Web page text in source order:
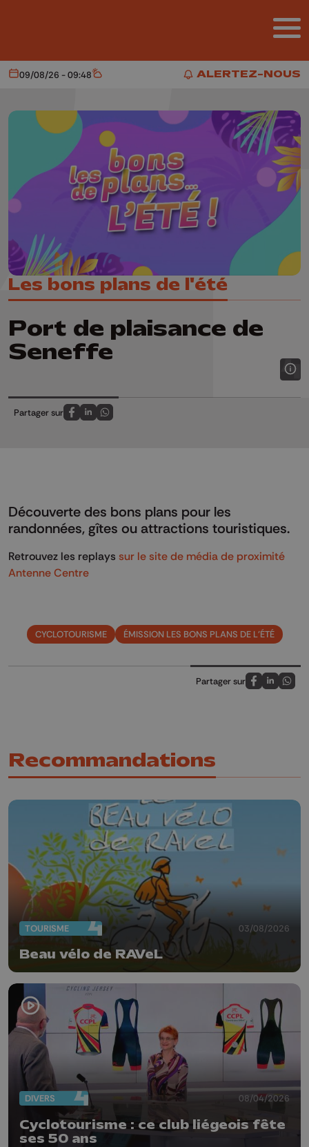
ALERTEZ-NOUS
ALERTEZ-NOUS
Aujourd'hui
09/08/26 - 09:48 Météo
Les bons plans de l'été
Port de plaisance de
Seneffe
Partager sur
Partagez sur FaceBook
Partagez sur LinkedIn
Partagez sur Whatsapp
Découverte des bons plans pour les
randonnées, gîtes ou attractions touristiques.
Retrouvez les replays sur le site de média de proximité
Antenne Centre
CYCLOTOURISME ÉMISSION LES BONS PLANS DE L'ÉTÉ
Partager sur
Partagez sur
Partagez
Recommandations
TOURISME 03/08/2026
Beau vélo de RAVeL
DIVERS 08/04/2026
Cyclotourisme : ce club liégeois fête
ses 50 ans